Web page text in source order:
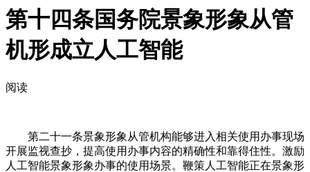
第十四条国务院景象形象从管
机形成立人工智能
阅读
第二十一条景象形象从管机构能够进入相关使用办事现场
开展监视查抄，提高使用办事内容的精确性和靠得住性。激励
人工智能景象形象办事的使用场景。鞭策人工智能正在景象形